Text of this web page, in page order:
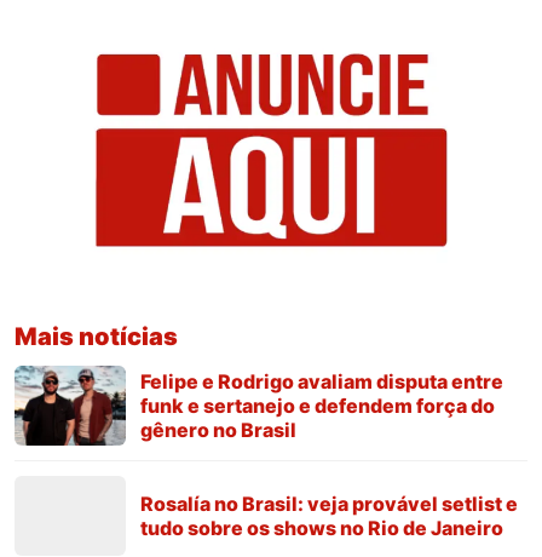
Mais notícias
Felipe e Rodrigo avaliam disputa entre
funk e sertanejo e defendem força do
gênero no Brasil
Rosalía no Brasil: veja provável setlist e
tudo sobre os shows no Rio de Janeiro